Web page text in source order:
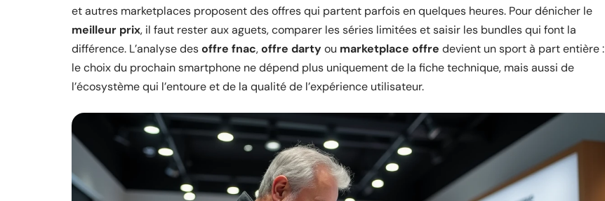
et autres marketplaces proposent des offres qui partent parfois en quelques heures. Pour dénicher le
meilleur prix, il faut rester aux aguets, comparer les séries limitées et saisir les bundles qui font la
différence. L’analyse desoffre fnac,offre dartyou marketplace offre devient un sport à part entière :
le choix du prochain smartphone ne dépend plus uniquement de la fiche technique, mais aussi de
l’écosystème qui l’entoure et de la qualité de l’expérience utilisateur.